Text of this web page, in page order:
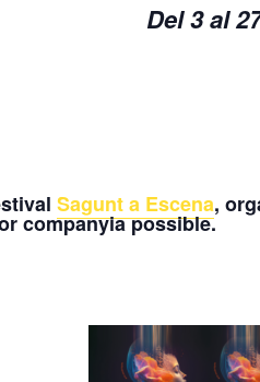
Del 3 al
Sagunt a Escena,
companyia possible.